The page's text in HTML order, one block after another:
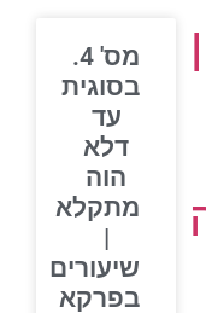
מס' 4.
בסוגית
עד
דלא
הוה
מתקלא
שיעורים
בפרקא